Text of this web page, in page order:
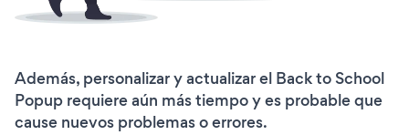
Además, personalizar y actualizar el Back to School
Popup requiere aún más tiempo y es probable que
cause nuevos problemas o errores.